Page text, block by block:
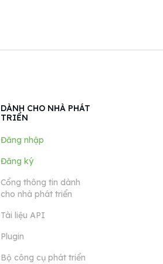
DÀNH CHO NHÀ PHÁT
TRIỂN
Đăng nhập
Đăng ký
Cổng thông tin dành
cho nhà phát triển
Tài liệu API
Plugin
Bộ công cụ phát triển